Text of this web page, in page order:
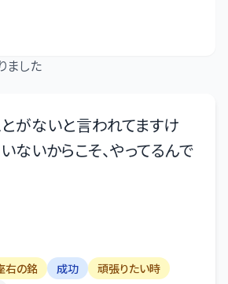
ました
がないと言われてますけ
ないからこそ、やってるんで
右の銘 成功
頑張りたい時